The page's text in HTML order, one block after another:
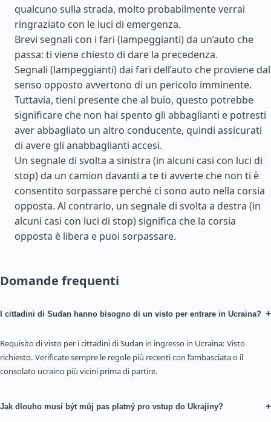
qualcuno sulla strada, molto probabilmente verrai
ringraziato con le luci di emergenza.
Brevi segnali con i fari (lampeggianti) da un’auto che
passa: ti viene chiesto di dare la precedenza.
Segnali (lampeggianti) dai fari dell’auto che proviene dal
senso opposto avvertono di un pericolo imminente.
Tuttavia, tieni presente che al buio, questo potrebbe
significare che non hai spento gli abbaglianti e potresti
aver abbagliato un altro conducente, quindi assicurati
di avere gli anabbaglianti accesi.
Un segnale di svolta a sinistra (in alcuni casi con luci di
stop) da un camion davanti a te ti avverte che non ti è
consentito sorpassare perché ci sono auto nella corsia
opposta. Al contrario, un segnale di svolta a destra (in
alcuni casi con luci di stop) significa che la corsia
opposta è libera e puoi sorpassare.
Domande frequenti
I cittadini di Sudan hanno bisogno di un visto per entrare in Ucraina? +
Requisito di visto per i cittadini di Sudan in ingresso in Ucraina: Visto
richiesto. Verificate sempre le regole più recenti con l’ambasciata o il
consolato ucraino più vicini prima di partire.
Jak dlouho musí být můj pas platný pro vstup do Ukrajiny? +